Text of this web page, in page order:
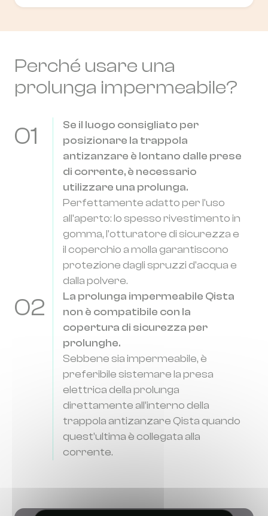
Perché usare una
prolunga impermeabile?
01
Se il luogo consigliato per
posizionare la trappola
antizanzare è lontano dalle prese
di corrente, è necessario
utilizzare una prolunga.
Perfettamente adatto per l'uso
all'aperto: lo spesso rivestimento in
gomma, l'otturatore di sicurezza e
il coperchio a molla garantiscono
protezione dagli spruzzi d'acqua e
dalla polvere.
02
La prolunga impermeabile Qista
non è compatibile con la
copertura di sicurezza per
prolunghe.
Sebbene sia impermeabile, è
preferibile sistemare la presa
elettrica della prolunga
direttamente all’interno della
trappola antizanzare Qista quando
quest’ultima è collegata alla
corrente.